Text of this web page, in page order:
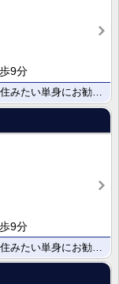
9分
専用シャワールーム増設済み♪ゆったりタイプに住みたい単身にお勧め♪
9分